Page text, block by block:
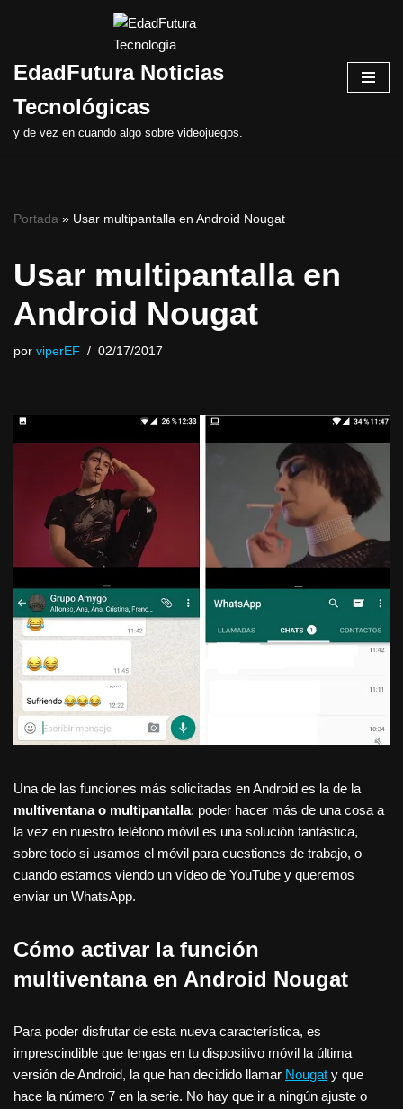
al
EdadFutura Noticias
Tecnológicas
y de vez en cuando algo sobre videojuegos.
Portada » Usar multipantalla en Android Nougat
Usar multipantalla en
Android Nougat
por viperEF 02/17/2017
Una de las funciones más solicitadas en Android es la de la
multiventana o multipantalla: poder hacer más de una cosa a
la vez en nuestro teléfono móvil es una solución fantástica,
sobre todo si usamos el móvil para cuestiones de trabajo, o
cuando estamos viendo un vídeo de YouTube y queremos
enviar un WhatsApp.
Cómo activar la función
multiventana en Android Nougat
Para poder disfrutar de esta nueva característica, es
imprescindible que tengas en tu dispositivo móvil la última
versión de Android, la que han decidido llamar Nougat y que
hace la número 7 en la serie. No hay que ir a ningún ajuste o